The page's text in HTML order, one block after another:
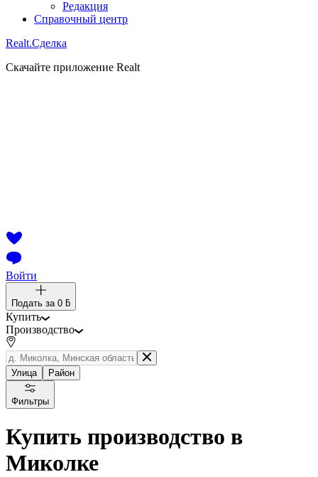
Редакция
Справочный центр
Realt.Сделка
Скачайте приложение Realt
Войти
Подать за 0 ƃ
Купить
Производство
Улица Район
Фильтры
Купить производство в
Миколке